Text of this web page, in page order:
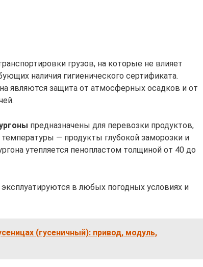
грузов, на которые не влияет
наличия гигиенического сертификата.
являются защита от атмосферных осадков и от
предназначены для перевозки продуктов,
— продукты глубокой заморозки и
утепляется пенопластом толщиной от 40 до
в любых погодных условиях и
(гусеничный): привод, модуль,